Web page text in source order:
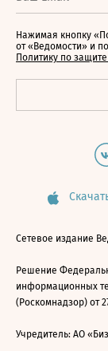
Нажимая кнопку
от «Ведомости» и
Политику по
Сетевое издание
Решение
информационных
(Роскомнадзор) от
Учредитель: АО